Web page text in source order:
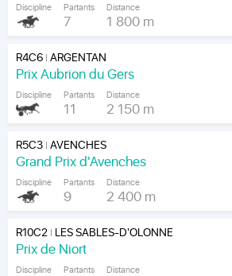
Discipline Partants
7
Distance
1 800 m
R4C6|ARGENTAN
Prix Aubrion du Gers
Discipline Partants
11
Distance
2 150 m
R5C3|AVENCHES
Grand Prix d'Avenches
Discipline Partants
9
Distance
2 400 m
R10C2| LES SABLES-D'OLONNE
Prix de Niort
Discipline Partants Distance